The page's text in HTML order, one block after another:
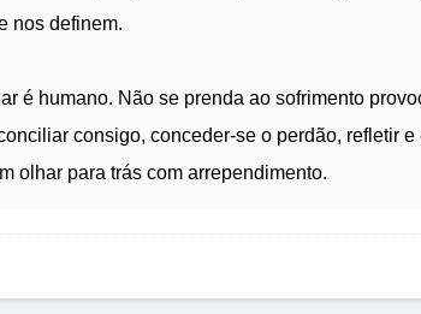
nos definem.
é humano. Não se prenda ao sofrimento
consigo, conceder-se o perdão, refletir
olhar para trás com arrependimento.